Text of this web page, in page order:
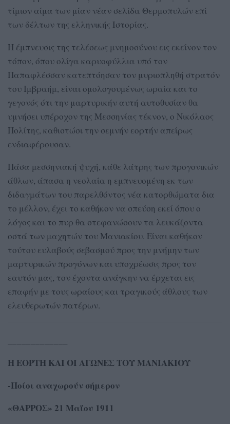
τίμιον αίμα των μίαν νέαν σελίδα Θερμοπυλών επί
των δέλτων της ελληνικής Ιστορίας.
Η έμπνευσις της τελέσεως μνημοσύνου εις εκείνον τον
τόπον, όπου ολίγα καρυοφύλλια υπό τον
Παπαφλέσσαν κατεπτόησαν τον μυριοπληθή στρατόν
του Ιμβραήμ, είναι ομολογουμένως ωραία και το
γεγονός ότι την μαρτυρικήν αυτή αυτοθυσίαν θα
υμνήσει υπέροχον της Μεσσηνίας τέκνον, ο Νικόλαος
Πολίτης, καθιστώσι την σεμνήν εορτήν απείρως
ενδιαφέρουσαν.
Πάσα μεσσηνιακή ψυχή, κάθε λάτρης των προγονικών
άθλων, άπασα η νεολαία η εμπνευομένη εκ των
διδαγμάτων του παρελθόντος νέα κατορθώματα δια
το μέλλον, έχει το καθήκον να σπεύση εκεί όπου ο
λόγος και το πυρ θα στεφανώσουν τα λευκάζοντα
οστά των μαχητών του Μανιακίου. Είναι καθήκον
τούτου ευλαβούς σεβασμού προς την μνήμην των
μαρτυρικών προγόνων και υποχρέωσις προς τον
εαυτόν μας, τον έχοντα ανάγκην να έρχεται εις
επαφήν με τους ωραίους και τραγικούς άθλους των
ελευθερωτών πατέρων.
Η ΕΟΡΤΗ ΚΑΙ ΟΙ ΑΓΩΝΕΣ ΤΟΥ ΜΑΝΙΑΚΙΟΥ
-Ποίοι αναχωρούν σήμερον
«ΘΑΡΡΟΣ» 21 Μαΐου 1911